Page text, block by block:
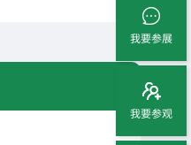
我要参展
我要参观